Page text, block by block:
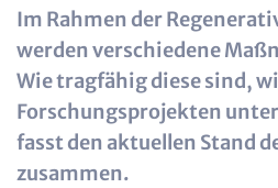
Im Rahmen der
werden verschiedene
Wie tragfähig diese sind,
Forschungsprojekten
fasst den aktuellen Stand
zusammen.